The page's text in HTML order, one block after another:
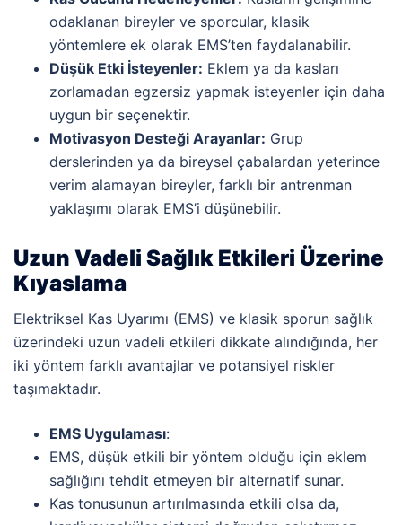
odaklanan bireyler ve sporcular, klasik
yöntemlere ek olarak EMS’ten faydalanabilir.
Düşük Etki İsteyenler: Eklem ya da kasları
zorlamadan egzersiz yapmak isteyenler için daha
uygun bir seçenektir.
Motivasyon Desteği Arayanlar: Grup
derslerinden ya da bireysel çabalardan yeterince
verim alamayan bireyler, farklı bir antrenman
yaklaşımı olarak EMS’i düşünebilir.
Uzun Vadeli Sağlık Etkileri Üzerine
Kıyaslama
Elektriksel Kas Uyarımı (EMS) ve klasik sporun sağlık
üzerindeki uzun vadeli etkileri dikkate alındığında, her
iki yöntem farklı avantajlar ve potansiyel riskler
taşımaktadır.
EMS Uygulaması:
EMS, düşük etkili bir yöntem olduğu için eklem
sağlığını tehdit etmeyen bir alternatif sunar.
Kas tonusunun artırılmasında etkili olsa da,